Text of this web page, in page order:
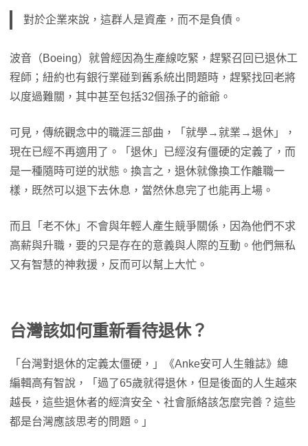
對於企業來說，這群人是資產，而不是負債。
波音（Boeing）就曾經因為生產線吃緊，趕緊召回已退休工
程師；紐約也有銀行業碰到舊系統出問題時，趕緊找回老將
以度過難關，其中甚至包括32個孫子的爺爺。
可見，傳統觀念中的職涯三部曲，「就學→就業→退休」，
現在已經不再適用了。「退休」已經沒有僵硬的定義了，而
是一種隨時可逆的狀態。換言之，退休就像換工作離職一
樣，既然可以退下去休息，當然休息完了也能再上場。
而且「老不休」不會與年輕人產生競爭關係，因為他們不求
高薪與升職，要的只是存在的意義與人際的互動。他們無私
又有智慧的神救援，反而可以幫上大忙。
台灣該如何重新看待退休？
「台灣對退休的定義太僵硬，」《Anke安可人生雜誌》總
編輯高有智說，「過了65歲就得退休，但是後面的人生越來
越長，這些退休者的經濟安全、社會脈絡該怎麼完善？這些
都是台灣應該思考的問題。」